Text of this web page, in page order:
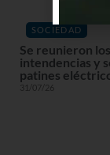
SOCIEDAD
Se reunieron
intendencias y
patines
31/07/26